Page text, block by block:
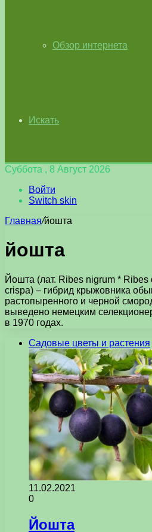
Обзор интернета
Искать
Суббота , 8 Август 2026
Войти
Switch skin
Главная/йошта
йошта
Йошта (лат. Ribes nigrum *
crispa) – гибрид крыжовника
растопыренного и черной
выведено немецким
в 1970 годах.
Садовые цветы и растения
11.02.2021
0
Йошта